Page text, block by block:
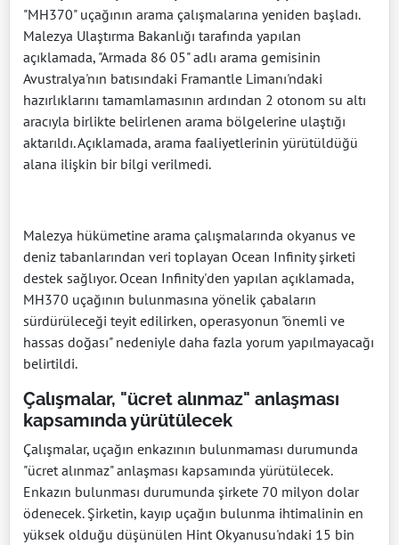
"MH370" uçağının arama çalışmalarına yeniden başladı.
Malezya Ulaştırma Bakanlığı tarafında yapılan
açıklamada, "Armada 86 05" adlı arama gemisinin
Avustralya'nın batısındaki Framantle Limanı'ndaki
hazırlıklarını tamamlamasının ardından 2 otonom su altı
aracıyla birlikte belirlenen arama bölgelerine ulaştığı
aktarıldı. Açıklamada, arama faaliyetlerinin yürütüldüğü
alana ilişkin bir bilgi verilmedi.
Malezya hükümetine arama çalışmalarında okyanus ve
deniz tabanlarından veri toplayan Ocean Infinity şirketi
destek sağlıyor. Ocean Infinity'den yapılan açıklamada,
MH370 uçağının bulunmasına yönelik çabaların
sürdürüleceği teyit edilirken, operasyonun "önemli ve
hassas doğası" nedeniyle daha fazla yorum yapılmayacağı
belirtildi.
Çalışmalar, "ücret alınmaz" anlaşması
kapsamında yürütülecek
Çalışmalar, uçağın enkazının bulunmaması durumunda
"ücret alınmaz" anlaşması kapsamında yürütülecek.
Enkazın bulunması durumunda şirkete 70 milyon dolar
ödenecek. Şirketin, kayıp uçağın bulunma ihtimalinin en
yüksek olduğu düşünülen Hint Okyanusu'ndaki 15 bin